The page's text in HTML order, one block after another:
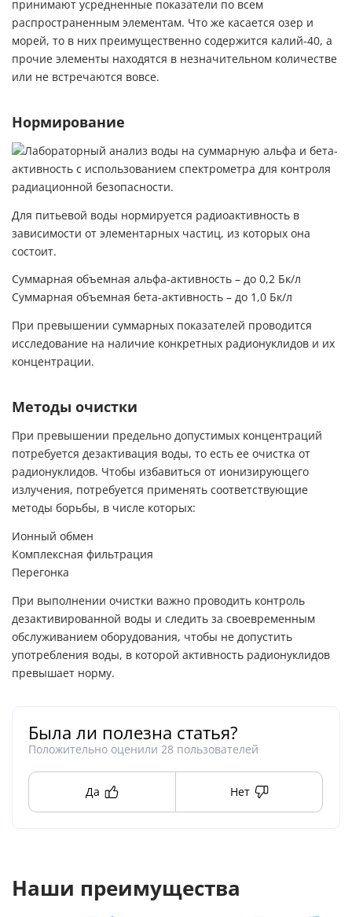
принимают усредненные показатели по всем
распространенным элементам. Что же касается озер и
морей, то в них преимущественно содержится калий-40, а
прочие элементы находятся в незначительном количестве
или не встречаются вовсе.
Нормирование
Для питьевой воды нормируется радиоактивность в
зависимости от элементарных частиц, из которых она
состоит.
Суммарная объемная альфа-активность – до 0,2 Бк/л
Суммарная объемная бета-активность – до 1,0 Бк/л
При превышении суммарных показателей проводится
исследование на наличие конкретных радионуклидов и их
концентрации.
Методы очистки
При превышении предельно допустимых концентраций
потребуется дезактивация воды, то есть ее очистка от
радионуклидов. Чтобы избавиться от ионизирующего
излучения, потребуется применять соответствующие
методы борьбы, в числе которых:
Ионный обмен
Комплексная фильтрация
Перегонка
При выполнении очистки важно проводить контроль
дезактивированной воды и следить за своевременным
обслуживанием оборудования, чтобы не допустить
употребления воды, в которой активность радионуклидов
превышает норму.
Была ли полезна статья?
Положительно оценили 28 пользователей
Да Нет
Наши преимущества